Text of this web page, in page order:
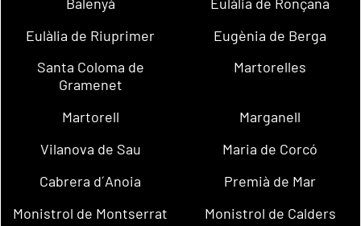
Eulàlia de Riuprimer
Eugènia de Berga
Santa Coloma de
Gramenet
Martorelles
Martorell
Marganell
Vilanova de Sau
Maria de Corcó
Cabrera d´Anoia
Premià de Mar
Monistrol de Montserrat
Monistrol de Calders